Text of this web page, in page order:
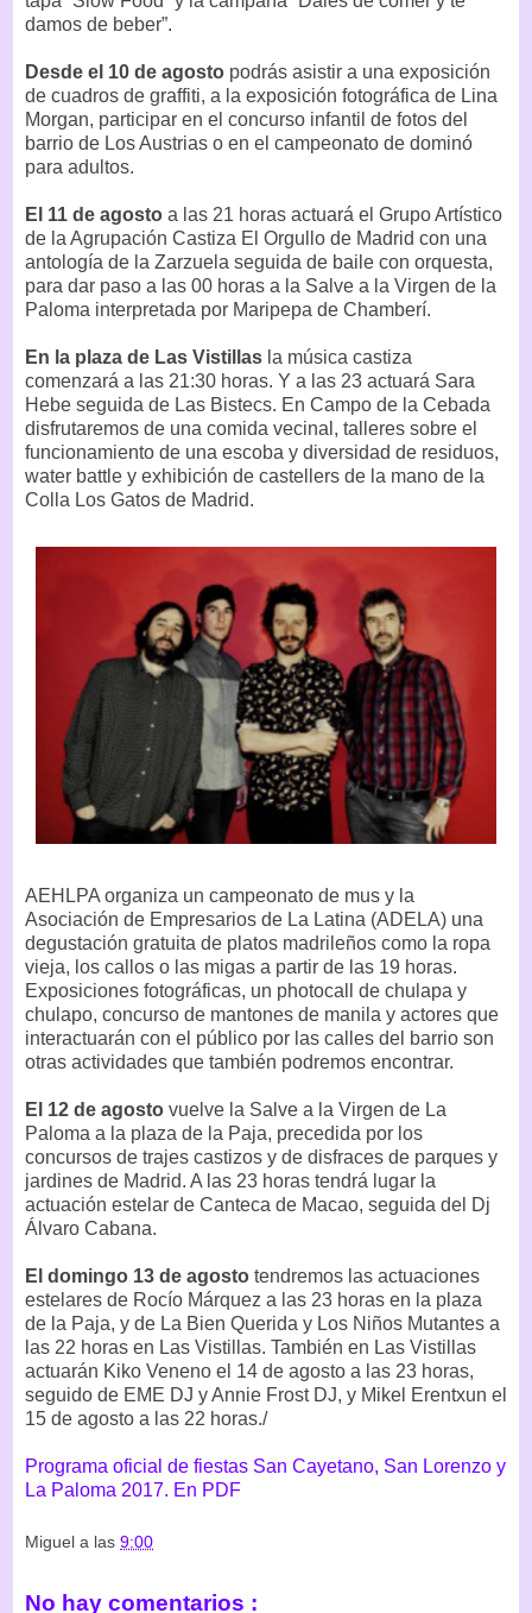
damos de beber”.
Desde el 10 de agosto podrás asistir a una exposición
de cuadros de graffiti, a la exposición fotográfica de Lina
Morgan, participar en el concurso infantil de fotos del
barrio de Los Austrias o en el campeonato de dominó
para adultos.
El 11 de agosto a las 21 horas actuará el Grupo Artístico
de la Agrupación Castiza El Orgullo de Madrid con una
antología de la Zarzuela seguida de baile con orquesta,
para dar paso a las 00 horas a la Salve a la Virgen de la
Paloma interpretada por Maripepa de Chamberí.
En la plaza de Las Vistillas la música castiza
comenzará a las 21:30 horas. Y a las 23 actuará Sara
Hebe seguida de Las Bistecs. En Campo de la Cebada
disfrutaremos de una comida vecinal, talleres sobre el
funcionamiento de una escoba y diversidad de residuos,
water battle y exhibición de castellers de la mano de la
Colla Los Gatos de Madrid.
AEHLPA organiza un campeonato de mus y la
Asociación de Empresarios de La Latina (ADELA) una
degustación gratuita de platos madrileños como la ropa
vieja, los callos o las migas a partir de las 19 horas.
Exposiciones fotográficas, un photocall de chulapa y
chulapo, concurso de mantones de manila y actores que
interactuarán con el público por las calles del barrio son
otras actividades que también podremos encontrar.
El 12 de agosto vuelve la Salve a la Virgen de La
Paloma a la plaza de la Paja, precedida por los
concursos de trajes castizos y de disfraces de parques y
jardines de Madrid. A las 23 horas tendrá lugar la
actuación estelar de Canteca de Macao, seguida del Dj
Álvaro Cabana.
El domingo 13 de agosto tendremos las actuaciones
estelares de Rocío Márquez a las 23 horas en la plaza
de la Paja, y de La Bien Querida y Los Niños Mutantes a
las 22 horas en Las Vistillas. También en Las Vistillas
actuarán Kiko Veneno el 14 de agosto a las 23 horas,
seguido de EME DJ y Annie Frost DJ, y Mikel Erentxun el
15 de agosto a las 22 horas./
Programa oficial de fiestas San Cayetano, San Lorenzo y
La Paloma 2017. En PDF
Miguel a las 9:00
No hay comentarios :